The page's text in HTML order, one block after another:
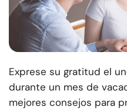
Exprese su gratitud el
durante un mes de
mejores consejos para